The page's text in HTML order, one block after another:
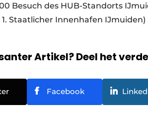
Besuch des HUB-Standorts
1. Staatlicher Innenhafen IJmuiden)
Artikel? Deel het
Facebook